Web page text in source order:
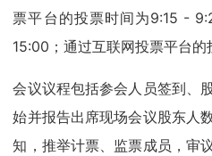
票平台的投票时间为9:15 -
15:00；通过互联网投票平台的
会议议程包括参会人员签到、
始并报告出席现场会议股东人
知，推举计票、监票成员，审